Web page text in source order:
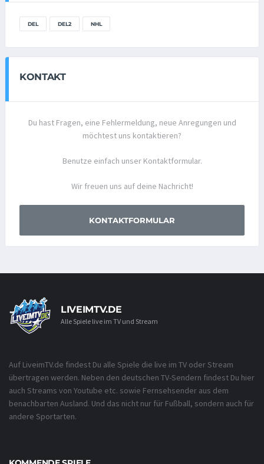
DEL DEL2 NHL
KONTAKT
Du hast Fragen, eine Fehlermeldung, neue Anregungen und
möchtest uns kontaktieren?
Benutze einfach unser Kontaktformular.
Wir freuen uns auf deine Nachricht!
KONTAKTFORMULAR
LIVEIMTV.DE
Alle Spiele live im TV und Stream
Auf LiveimTV.de findest Du alle Spiele die live im TV oder Stream
übertragen werden. Neben den deutschen TV-Sendern findest Du hier
auch Streams von Youtube etc. sowie Fernsehsender aus dem
benachbarten Ausland. Und das nicht nur für Fußball, sondern auch für
andere Sportarten.